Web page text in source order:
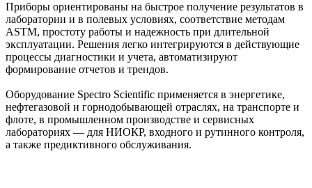
Приборы ориентированы на быстрое получение результатов в
лаборатории и в полевых условиях, соответствие методам
ASTM, простоту работы и надежность при длительной
эксплуатации. Решения легко интегрируются в действующие
процессы диагностики и учета, автоматизируют
формирование отчетов и трендов.
Оборудование Spectro Scientific применяется в энергетике,
нефтегазовой и горнодобывающей отраслях, на транспорте и
флоте, в промышленном производстве и сервисных
лабораториях — для НИОКР, входного и рутинного контроля,
а также предиктивного обслуживания.